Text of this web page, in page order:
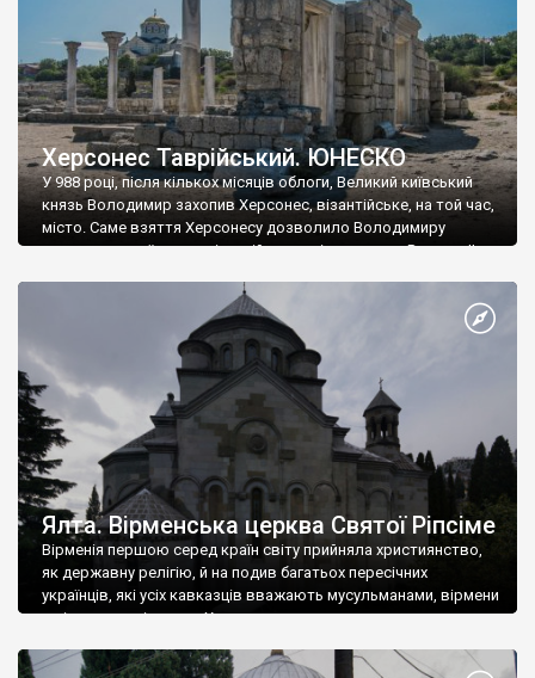
Херсонес Таврійський. ЮНЕСКО
У 988 році, після кількох місяців облоги, Великий київський
князь Володимир захопив Херсонес, візантійське, на той час,
місто. Саме взяття Херсонесу дозволило Володимиру
диктувати свої умови візантійському імператору Василю ІІ, та
Херсонесі Володимир-язичник, став Василем-християнином.
А потім було Хрещення Русі. На честь Херсонесу Таврійського
Ялта. Вірменська церква Святої Ріпсіме
Вірменія першою серед країн світу прийняла християнство,
як державну релігію, й на подив багатьох пересічних
українців, які усіх кавказців вважають мусульманами, вірмени
є відданими вірянами Христа